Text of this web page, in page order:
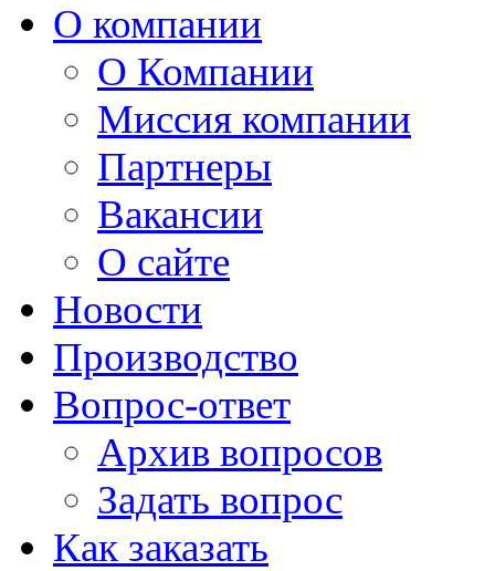
О компании
О Компании
Миссия компании
Партнеры
Вакансии
О сайте
Новости
Производство
Вопрос-ответ
Архив вопросов
Задать вопрос
Как заказать